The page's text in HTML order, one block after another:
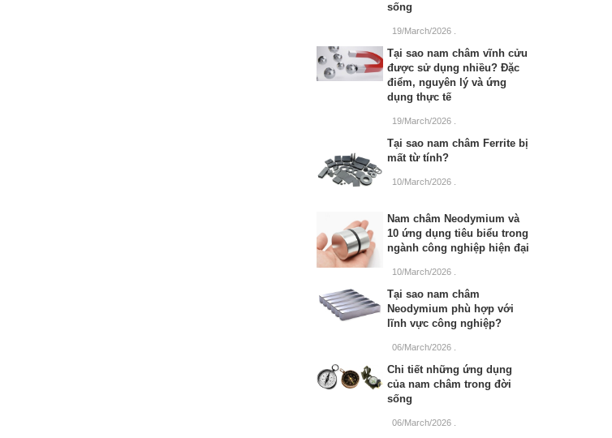
sống
19/March/2026
Tại sao nam châm vĩnh cửu
được sử dụng nhiều? Đặc
điểm, nguyên lý và ứng
dụng thực tế
19/March/2026
Tại sao nam châm Ferrite bị
mất từ tính?
10/March/2026
Nam châm Neodymium và
10 ứng dụng tiêu biểu trong
ngành công nghiệp hiện đại
10/March/2026
Tại sao nam châm
Neodymium phù hợp với
lĩnh vực công nghiệp?
06/March/2026
Chi tiết những ứng dụng
của nam châm trong đời
sống
06/March/2026